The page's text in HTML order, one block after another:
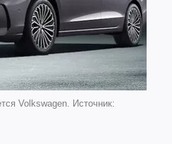
Volkswagen. Источник: